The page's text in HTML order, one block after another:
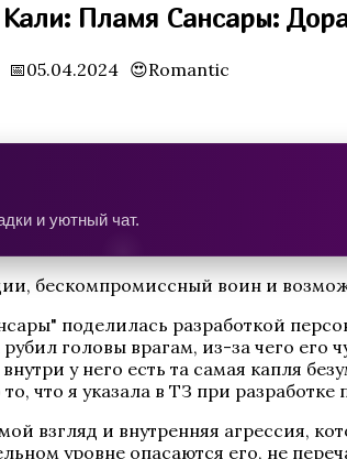
Кали: Пламя Сансары:
📅05.04.2024 😍Romantic
и уютный чат.
бескомпромиссный воин и
поделилась разработкой
головы врагам, из-за чего его
у него есть та самая капля
что я указала в ТЗ при разработке
взгляд и внутренняя агрессия,
уровне опасаются его, не